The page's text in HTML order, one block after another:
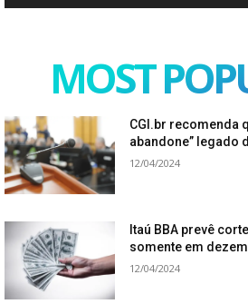
MOST
CGI.br recomenda
abandone” legado
12/04/2024
Itaú BBA prevê
somente em
12/04/2024